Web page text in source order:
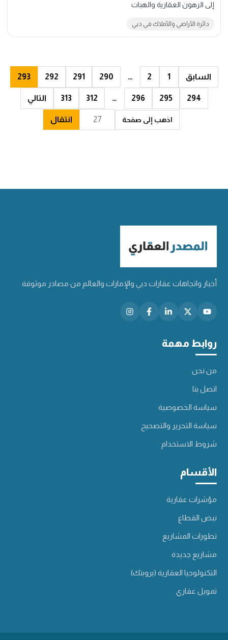
إلى الرهون العقارية والهبات
دائرة الأراضي والأملاك في دبي
السابق 1
2
…
290
291
292
293
294
295
296
…
312
313 التالي
اذهب إلى صفحة انتقال
أخبار واتجاهات عقارات دبي والإمارات والعالم من مصادر موثوقة
روابط مهمة
من نحن
اتصل بنا
سياسة الخصوصية
سياسة التحرير والتصحيح
شروط الاستخدام
الأقسام
مؤشرات عقارية
نبض القطاع
تطورات المشاريع
مشاريع جديدة
التكنولوجيا العقارية (بروبتك)
تمويل عقاري